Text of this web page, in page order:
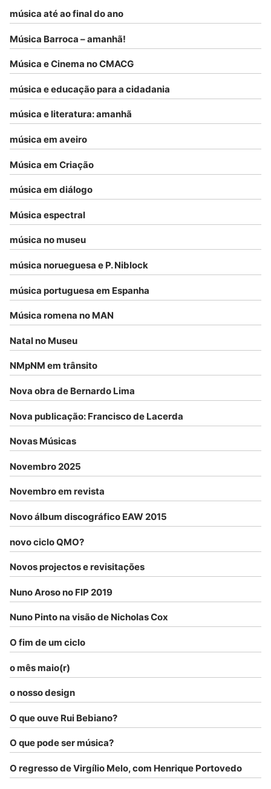
música até ao final do ano
Música Barroca – amanhã!
Música e Cinema no CMACG
música e educação para a cidadania
música e literatura: amanhã
música em aveiro
Música em Criação
música em diálogo
Música espectral
música no museu
música norueguesa e P. Niblock
música portuguesa em Espanha
Música romena no MAN
Natal no Museu
NMpNM em trânsito
Nova obra de Bernardo Lima
Nova publicação: Francisco de Lacerda
Novas Músicas
Novembro 2025
Novembro em revista
Novo álbum discográfico EAW 2015
novo ciclo QMO?
Novos projectos e revisitações
Nuno Aroso no FIP 2019
Nuno Pinto na visão de Nicholas Cox
O fim de um ciclo
o mês maio(r)
o nosso design
O que ouve Rui Bebiano?
O que pode ser música?
O regresso de Virgílio Melo, com Henrique Portovedo